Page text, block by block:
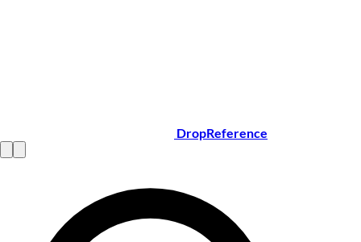
DropReference